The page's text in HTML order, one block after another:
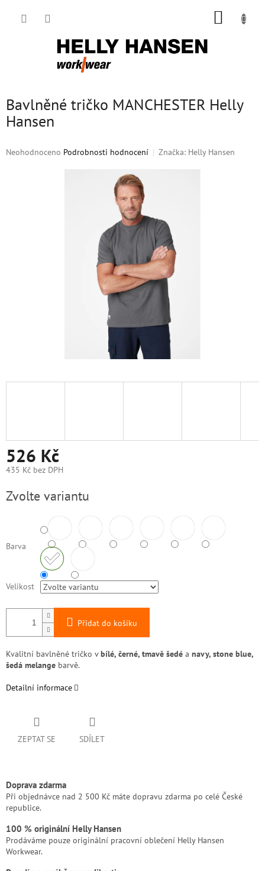
Bavlněné tričko MANCHESTER Helly
Hansen
Průměrné
Neohodnoceno Podrobnosti hodnocení Značka: Helly Hansen
526 Kč
435 Kč bez DPH
cena:
Zvolte variantu
Barva
Velikost
Přidat do košíku
Kvalitní bavlněné tričko vbílé, černé, tmavě šedé a navy, stone blue,
šedá melange barvě.
Detailní informace
ZEPTAT SE SDÍLET
Doprava zdarma
Při objednávce nad 2 500 Kč máte dopravu zdarma po celé České
republice.
100 % originální Helly Hansen
Prodáváme pouze originální pracovní oblečení Helly Hansen
Workwear.